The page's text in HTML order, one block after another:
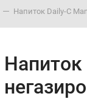
Напиток Daily-C
Напиток